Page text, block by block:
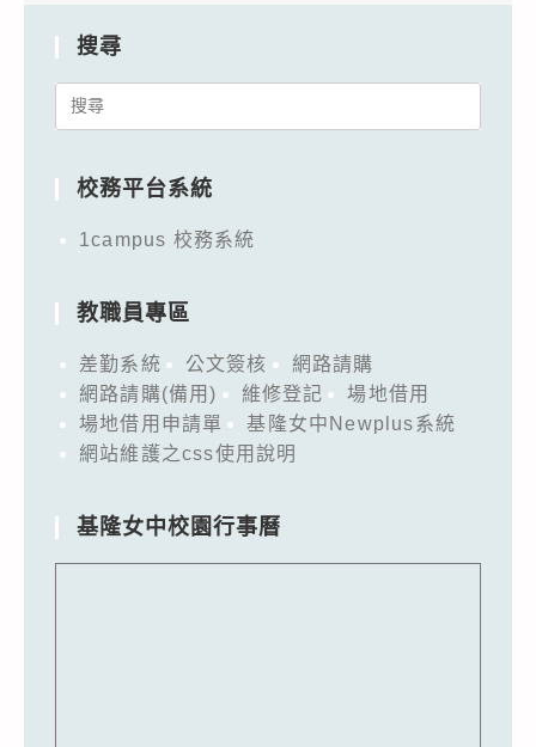
搜尋
Search
校務平台系統
1campus 校務系統
教職員專區
差勤系統 公文簽核
網路請購
網路請購(備用)
維修登記
場地借用
場地借用申請單
基隆女中Newplus系統
網站維護之css使用說明
基隆女中校園行事曆